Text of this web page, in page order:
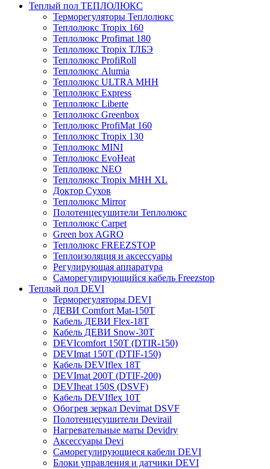
Теплый пол ТЕПЛОЛЮКС
Терморегуляторы Теплолюкс
Теплолюкс Tropix 160
Теплолюкс Profimat 180
Теплолюкс Tropix ТЛБЭ
Теплолюкс ProfiRoll
Теплолюкс Alumia
Теплолюкс ULTRA МНН
Теплолюкс Express
Теплолюкс Liberte
Теплолюкс Greenbox
Теплолюкс ProfiMat 160
Теплолюкс Tropix 130
Теплолюкс MINI
Теплолюкс EvoHeat
Теплолюкс NEO
Теплолюкс Tropix МНН XL
Доктор Сухов
Теплолюкс Mirror
Полотенцесушители Теплолюкс
Теплолюкс Carpet
Green box AGRO
Теплолюкс FREEZSTOP
Теплоизоляция и аксессуары
Регулирующая аппаратура
Cаморегулирующийся кабель Freezstop
Теплый пол DEVI
Терморегуляторы DEVI
ДЕВИ Comfort Mat-150T
Кабель ДЕВИ Flex-18T
Кабель ДЕВИ Snow-30T
DEVIcomfort 150T (DTIR-150)
DEVImat 150T (DTIF-150)
Кабель DEVIflex 18T
DEVImat 200T (DTIF-200)
DEVIheat 150S (DSVF)
Кабель DEVIflex 10T
Обогрев зеркал Devimat DSVF
Полотенцесушители Devirail
Нагревательные маты Devidry
Аксессуары Devi
Саморегулирующиеся кабели DEVI
Блоки управления и датчики DEVI